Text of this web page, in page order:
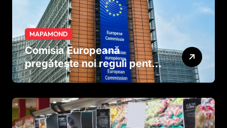
MAPAMOND
Comisia Europeană
pregătește noi reguli pentru
tutun și țigările electronice